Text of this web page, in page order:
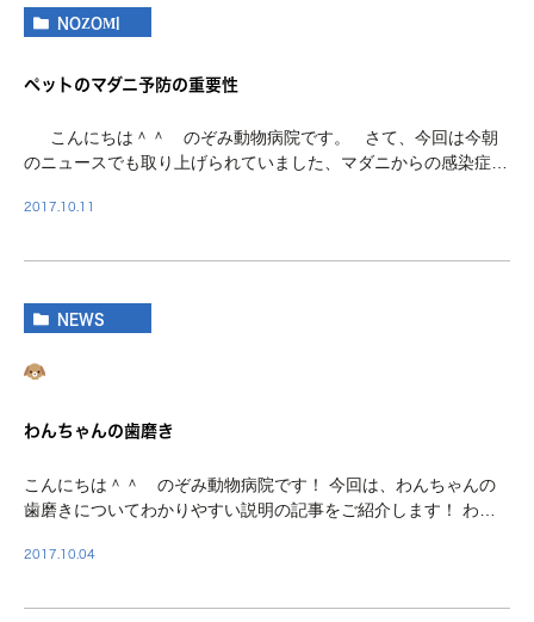
NOZOMI
ペットのマダニ予防の重要性
こんにちは＾＾ のぞみ動物病院です。 さて、今回は今朝
のニュースでも取り上げられていました、マダニからの感染症に
まれて感染するケース […]
2017.10.11
NEWS
わんちゃんの歯磨き
こんにちは＾＾ のぞみ動物病院です！ 今回は、わんちゃんの
歯磨きについてわかりやすい説明の記事をご紹介します！ わん
りやすい動物です。 ご飯がおいしく食べられなく […]
2017.10.04